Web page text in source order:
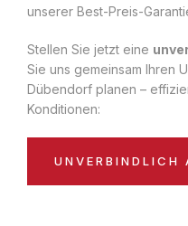
unserer Best-Preis-
Stellen Sie jetzt eine
Sie uns gemeinsam Ihren
Dübendorf planen –
Konditionen:
UNVERBINDLICH